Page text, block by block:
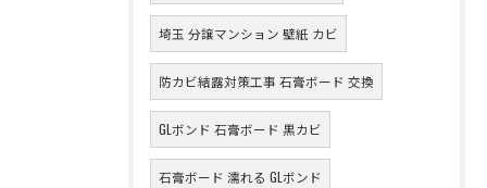
埼玉 分譲マンション 壁紙 カビ
防カビ結露対策工事 石膏ボード 交換
GLボンド 石膏ボード 黒カビ
石膏ボード 濡れる GLボンド